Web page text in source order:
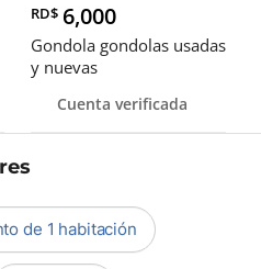
RD$ 6,000
Gondola gondolas usadas
y nuevas
Cuenta verificada
de 1 habitación